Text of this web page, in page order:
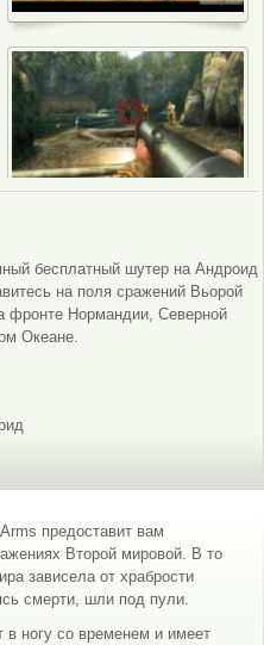
бесплатный шутер на Андроид
на поля сражений Вьорой
фронте Нормандии, Северной
Океане.
предоставит вам
Второй мировой. В то
зависела от храбрости
смерти, шли под пули.
в ногу со временем и имеет